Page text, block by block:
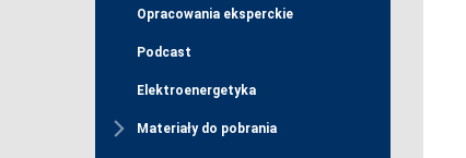
Opracowania eksperckie
Podcast
Elektroenergetyka
Materiały do pobrania